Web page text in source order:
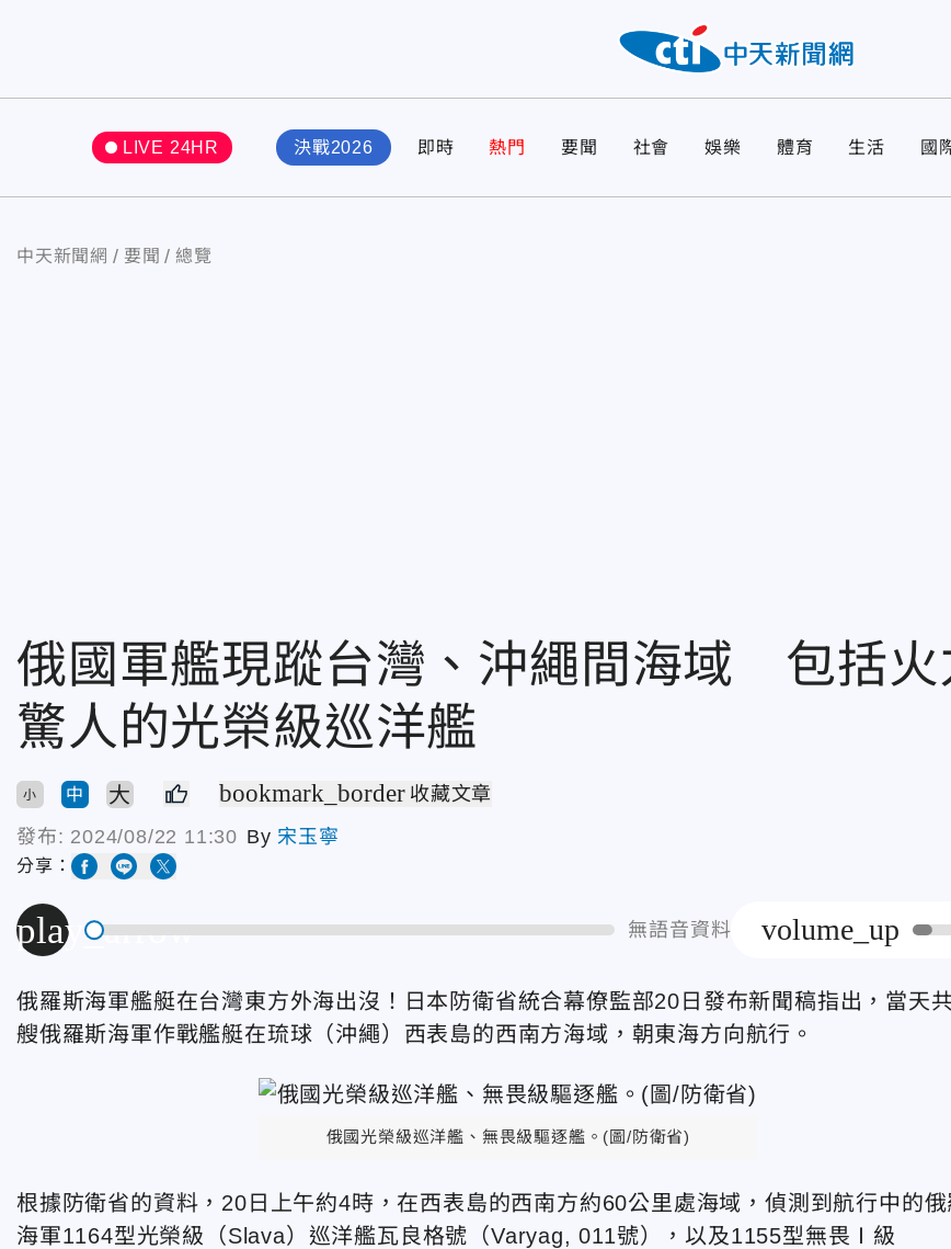
LIVE 24HR 決戰2026 即時 熱門 要聞 社會 娛樂 體育 生活 國
中天新聞網 要聞 總覽
俄國軍艦現蹤台灣、沖繩間海域 包括火
驚人的光榮級巡洋艦
小 中 大 bookmark_border 收藏文章
發布: 2024/08/22 11:30 By宋玉寧
分享：
play_arrow 無語音資料 volume_up
俄羅斯海軍艦艇在台灣東方外海出沒！日本防衛省統合幕僚監部20日發布新聞稿指出，當天
艘俄羅斯海軍作戰艦艇在琉球（沖繩）西表島的西南方海域，朝東海方向航行。
俄國光榮級巡洋艦、無畏級驅逐艦。(圖/防衛省)
根據防衛省的資料，20日上午約4時，在西表島的西南方約60公里處海域，偵測到航行中的俄
海軍1164型光榮級（Slava）巡洋艦瓦良格號（Varyag, 011號），以及1155型無畏Ⅰ級